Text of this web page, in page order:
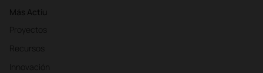
Más Actiu
Proyectos
Recursos
Innovación